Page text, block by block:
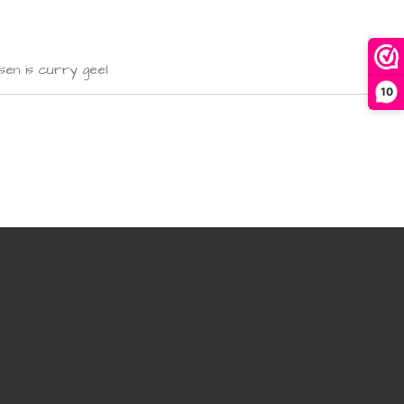
10
is curry geel